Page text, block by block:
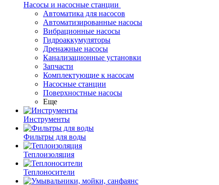
Насосы и насосные станции
Автоматика для насосов
Автоматизированные насосы
Вибрационные насосы
Гидроаккумуляторы
Дренажные насосы
Канализационные установки
Запчасти
Комплектующие к насосам
Насосные станции
Поверхностные насосы
Еще
Инструменты
Фильтры для воды
Теплоизоляция
Теплоносители